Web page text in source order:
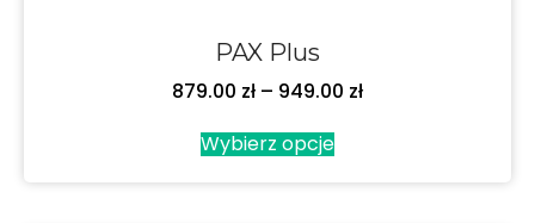
PAX Plus
879.00 zł – 949.00 zł
Wybierz opcje